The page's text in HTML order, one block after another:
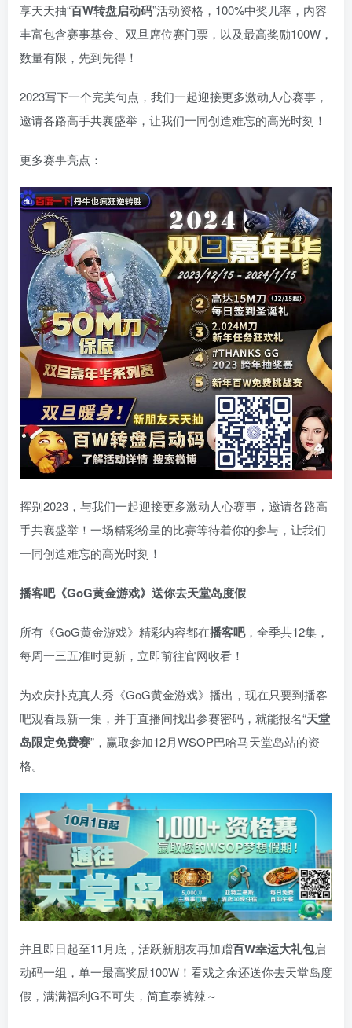
享天天抽“百W转盘启动码”活动资格，100%中奖几率，内容
丰富包含赛事基金、双旦席位赛门票，以及最高奖励100W，
数量有限，先到先得！
2023写下一个完美句点，我们一起迎接更多激动人心赛事，
邀请各路高手共襄盛举，让我们一同创造难忘的高光时刻！
更多赛事亮点：
挥别2023，与我们一起迎接更多激动人心赛事，邀请各路高
手共襄盛举！一场精彩纷呈的比赛等待着你的参与，让我们
一同创造难忘的高光时刻！
播客吧《GoG黄金游戏》 送你去天堂岛度假
所有《GoG黄金游戏》精彩内容都在播客吧，全季共12集，
每周一三五准时更新，立即前往官网收看！
为欢庆扑克真人秀《GoG黄金游戏》播出，现在只要到播客
吧观看最新一集，并于直播间找出参赛密码，就能报名“天堂
岛限定免费赛”，赢取参加12月WSOP巴哈马天堂岛站的资
格。
并且即日起至11月底，活跃新朋友再加赠百W幸运大礼包启
动码一组，单一最高奖励100W！看戏之余还送你去天堂岛度
假，满满福利G不可失，简直泰裤辣～